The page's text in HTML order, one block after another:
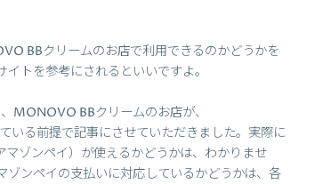
BBクリームのお店で利用できるのかどうかを
トを参考にされるといいですよ。
MONOVO BBクリームのお店が、
る前提で記事にさせていただきました。実際に
ゾンペイ）が使えるかどうかは、わかりませ
ンペイの支払いに対応しているかどうかは、各